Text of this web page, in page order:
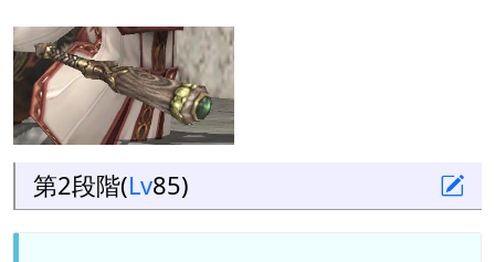
第2段階(Lv85)